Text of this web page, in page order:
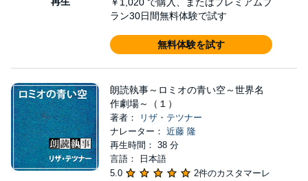
ラン30日間無料体験で試す
無料体験を試す
朗読執事～ロミオの青い空～世界名
作劇場～（１）
著者：
リザ・テツナー
ナレーター： 近藤 隆
再生時間： 38 分
言語： 日本語
5.0
2件のカスタマーレ